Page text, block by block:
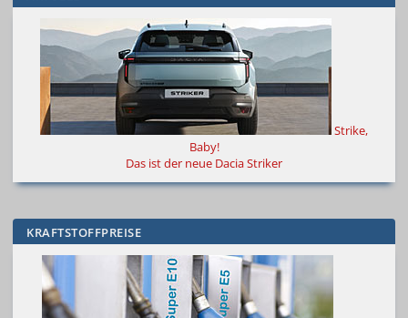
Strike,
Baby!
Das ist der neue Dacia Striker
KRAFTSTOFFPREISE